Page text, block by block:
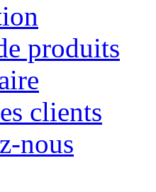
produits
clients
nous